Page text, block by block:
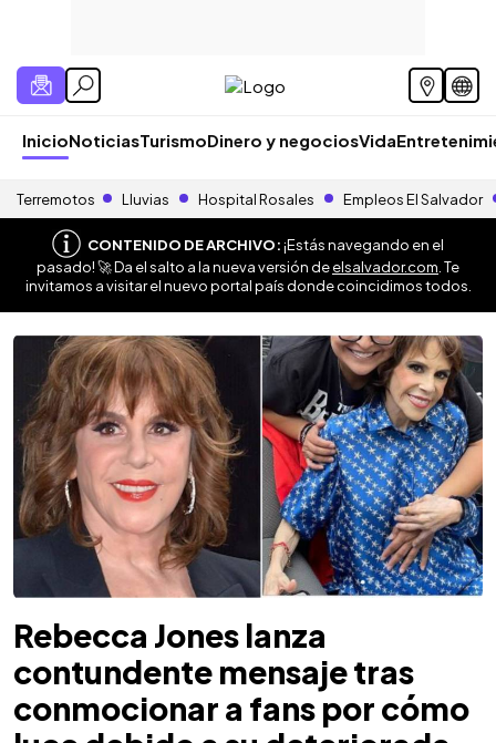
InicioNoticiasTurismoDinero y negociosVida
Terremotos Lluvias Hospital Rosales Empleos El Salvador
CONTENIDO DE ARCHIVO:¡Estás navegando en el
pasado! 🚀 Da el salto a la nueva versión deelsalvador.com . Te
invitamos a visitar el nuevo portal país donde coincidimos todos.
Rebecca Jones lanza
contundente mensaje tras
conmocionar a fans por cómo